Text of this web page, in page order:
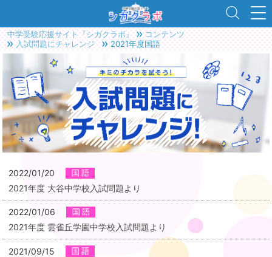
中学受験応援サイト『シガクラボ』
コンテンツ
入試問題にチャレンジ
2021年度国語
2022/01/20
2021年度 大谷中学校入試問題より
2022/01/06
2021年度 雲雀丘学園中学校入試問題より
2021/09/15